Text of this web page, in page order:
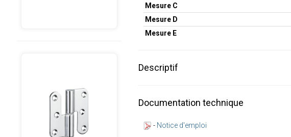
Mesure C
Mesure D
Mesure E
Descriptif
Documentation technique
- Notice d'emploi